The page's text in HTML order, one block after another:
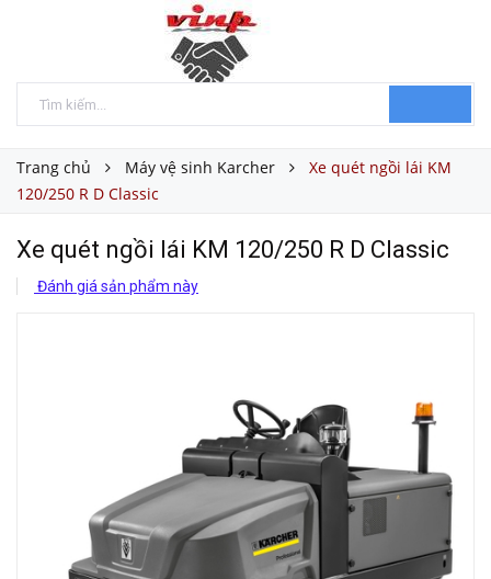
Trang chủ Máy vệ sinh Karcher
Xe quét ngồi lái KM
120/250 R D Classic
Xe quét ngồi lái KM 120/250 R D Classic
Đánh giá sản phẩm này